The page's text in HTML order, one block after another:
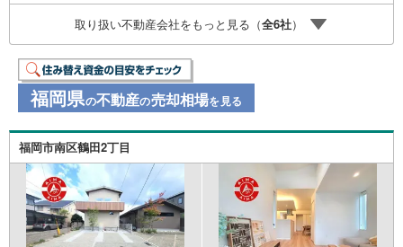
いたします。まずは『見るだけ』『ローン相談だけ』でも
大歓迎。お客様のペースを最優先し、無理な営業は一切行
いません。お客様のライフスタイルに合わせた快適な住ま
い探しをお手伝いいたします。まずはお気軽にお問い合わ
せくださいませ。
取り扱い不動産会社をもっと見る（全6社）
福岡県の不動産の売却相場を見る
福岡市南区鶴田2丁目